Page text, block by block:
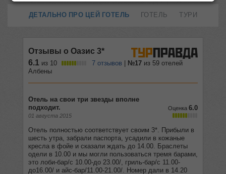
ДЕТАЛЬНО ПРО ЦЕЙ ГОТЕЛЬ ГОТЕЛЬ ТУРИ